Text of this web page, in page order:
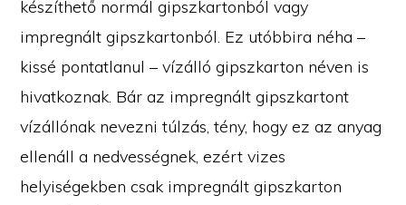
készíthető normál gipszkartonból vagy
impregnált gipszkartonból. Ez utóbbira néha –
kissé pontatlanul – vízálló gipszkarton néven is
hivatkoznak. Bár az impregnált gipszkartont
vízállónak nevezni túlzás, tény, hogy ez az anyag
ellenáll a nedvességnek, ezért vizes
helyiségekben csak impregnált gipszkarton